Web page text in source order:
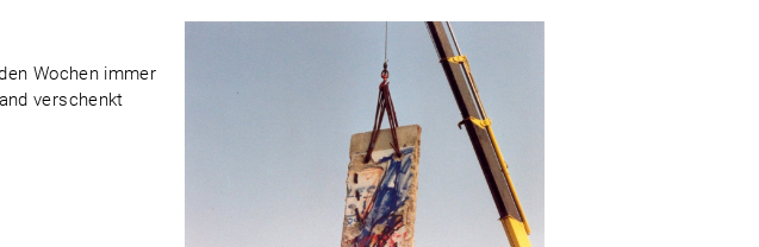
Wochen immer
verschenkt